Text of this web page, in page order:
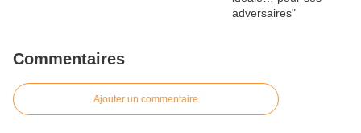
Commentaires
Ajouter un commentaire